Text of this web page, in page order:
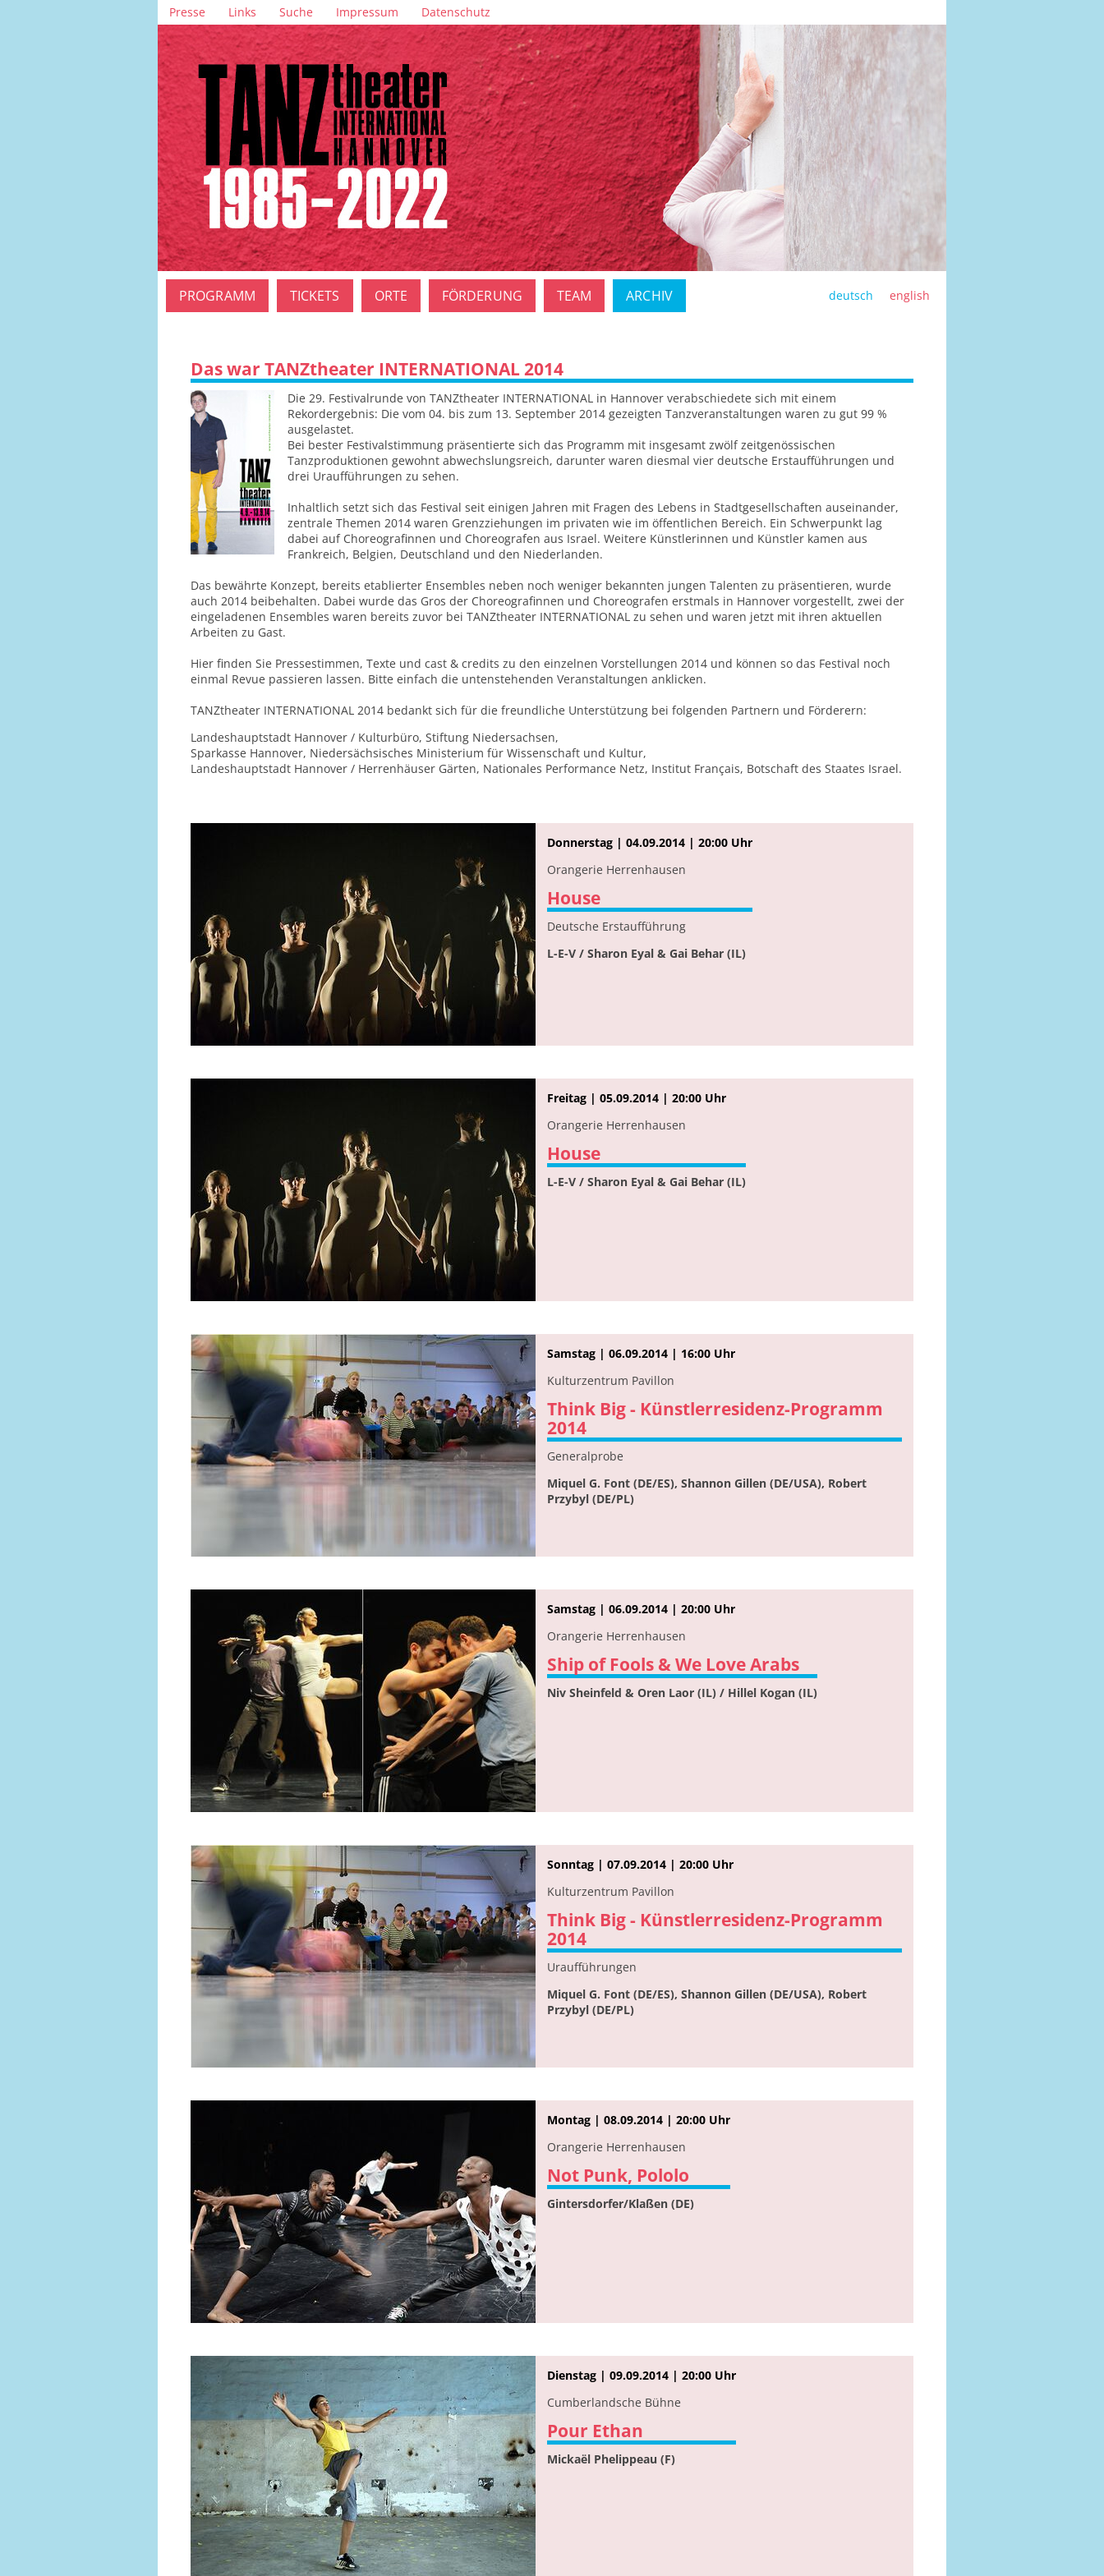
Navigation
überspringen
Presse Links Suche Impressum Datenschutz
deutsch english
Navigation
überspringen
PROGRAMM TICKETS ORTE FÖRDERUNG TEAM ARCHIV
Das war TANZtheater INTERNATIONAL 2014
Die 29. Festivalrunde von TANZtheater INTERNATIONAL in Hannover verabschiedete sich mit einem
Rekordergebnis: Die vom 04. bis zum 13. September 2014 gezeigten Tanzveranstaltungen waren zu gut 99 %
ausgelastet.
Bei bester Festivalstimmung präsentierte sich das Programm mit insgesamt zwölf zeitgenössischen
Tanzproduktionen gewohnt abwechslungsreich, darunter waren diesmal vier deutsche Erstaufführungen und
drei Uraufführungen zu sehen.
Inhaltlich setzt sich das Festival seit einigen Jahren mit Fragen des Lebens in Stadtgesellschaften auseinander,
zentrale Themen 2014 waren Grenzziehungen im privaten wie im öffentlichen Bereich. Ein Schwerpunkt lag
dabei auf Choreografinnen und Choreografen aus Israel. Weitere Künstlerinnen und Künstler kamen aus
Frankreich, Belgien, Deutschland und den Niederlanden.
Das bewährte Konzept, bereits etablierter Ensembles neben noch weniger bekannten jungen Talenten zu präsentieren, wurde
auch 2014 beibehalten. Dabei wurde das Gros der Choreografinnen und Choreografen erstmals in Hannover vorgestellt, zwei der
eingeladenen Ensembles waren bereits zuvor bei TANZtheater INTERNATIONAL zu sehen und waren jetzt mit ihren aktuellen
Arbeiten zu Gast.
Hier finden Sie Pressestimmen, Texte und cast & credits zu den einzelnen Vorstellungen 2014 und können so das Festival noch
einmal Revue passieren lassen. Bitte einfach die untenstehenden Veranstaltungen anklicken.
TANZtheater INTERNATIONAL 2014 bedankt sich für die freundliche Unterstützung bei folgenden Partnern und Förderern:
Landeshauptstadt Hannover / Kulturbüro, Stiftung Niedersachsen,
Sparkasse Hannover, Niedersächsisches Ministerium für Wissenschaft und Kultur,
Landeshauptstadt Hannover / Herrenhäuser Gärten, Nationales Performance Netz, Institut Français, Botschaft des Staates Israel.
Donnerstag | 04.09.2014 | 20:00 Uhr
Orangerie Herrenhausen
House
Deutsche Erstaufführung
L-E-V / Sharon Eyal & Gai Behar (IL)
Freitag | 05.09.2014 | 20:00 Uhr
Orangerie Herrenhausen
House
L-E-V / Sharon Eyal & Gai Behar (IL)
Samstag | 06.09.2014 | 16:00 Uhr
Kulturzentrum Pavillon
Think Big - Künstlerresidenz-Programm
2014
Generalprobe
Miquel G. Font (DE/ES), Shannon Gillen (DE/USA), Robert
Przybyl (DE/PL)
Samstag | 06.09.2014 | 20:00 Uhr
Orangerie Herrenhausen
Ship of Fools & We Love Arabs
Niv Sheinfeld & Oren Laor (IL) / Hillel Kogan (IL)
Sonntag | 07.09.2014 | 20:00 Uhr
Kulturzentrum Pavillon
Think Big - Künstlerresidenz-Programm
2014
Uraufführungen
Miquel G. Font (DE/ES), Shannon Gillen (DE/USA), Robert
Przybyl (DE/PL)
Montag | 08.09.2014 | 20:00 Uhr
Orangerie Herrenhausen
Not Punk, Pololo
Gintersdorfer/Klaßen (DE)
Dienstag | 09.09.2014 | 20:00 Uhr
Cumberlandsche Bühne
Pour Ethan
Mickaël Phelippeau (F)